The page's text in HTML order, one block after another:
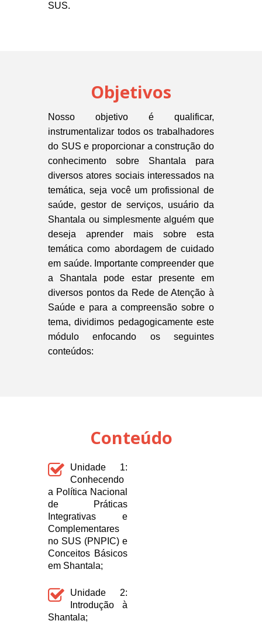
SUS.
Objetivos
Nosso objetivo é qualificar,
instrumentalizar todos os trabalhadores
do SUS e proporcionar a construção do
conhecimento sobre Shantala para
diversos atores sociais interessados na
temática, seja você um profissional de
saúde, gestor de serviços, usuário da
Shantala ou simplesmente alguém que
deseja aprender mais sobre esta
temática como abordagem de cuidado
em saúde. Importante compreender que
a Shantala pode estar presente em
diversos pontos da Rede de Atenção à
Saúde e para a compreensão sobre o
tema, dividimos pedagogicamente este
módulo enfocando os seguintes
conteúdos:
Conteúdo
Unidade 1:
Conhecendo
a Política Nacional
de Práticas
Integrativas e
Complementares
no SUS (PNPIC) e
Conceitos Básicos
em Shantala;
Unidade 2:
Introdução à
Shantala;